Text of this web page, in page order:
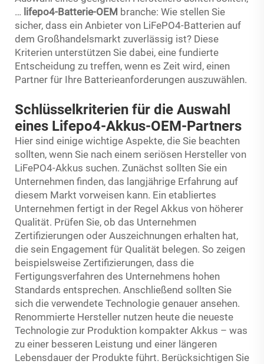
… lifepo4-Batterie-OEM branche: Wie stellen Sie
sicher, dass ein Anbieter von LiFePO4-Batterien auf
dem Großhandelsmarkt zuverlässig ist? Diese
Kriterien unterstützen Sie dabei, eine fundierte
Entscheidung zu treffen, wenn es Zeit wird, einen
Partner für Ihre Batterieanforderungen auszuwählen.
Schlüsselkriterien für die Auswahl
eines Lifepo4-Akkus-OEM-Partners
Hier sind einige wichtige Aspekte, die Sie beachten
sollten, wenn Sie nach einem seriösen Hersteller von
LiFePO4-Akkus suchen. Zunächst sollten Sie ein
Unternehmen finden, das langjährige Erfahrung auf
diesem Markt vorweisen kann. Ein etabliertes
Unternehmen fertigt in der Regel Akkus von höherer
Qualität. Prüfen Sie, ob das Unternehmen
Zertifizierungen oder Auszeichnungen erhalten hat,
die sein Engagement für Qualität belegen. So zeigen
beispielsweise Zertifizierungen, dass die
Fertigungsverfahren des Unternehmens hohen
Standards entsprechen. Anschließend sollten Sie
sich die verwendete Technologie genauer ansehen.
Renommierte Hersteller nutzen heute die neueste
Technologie zur Produktion kompakter Akkus – was
zu einer besseren Leistung und einer längeren
Lebensdauer der Produkte führt. Berücksichtigen Sie